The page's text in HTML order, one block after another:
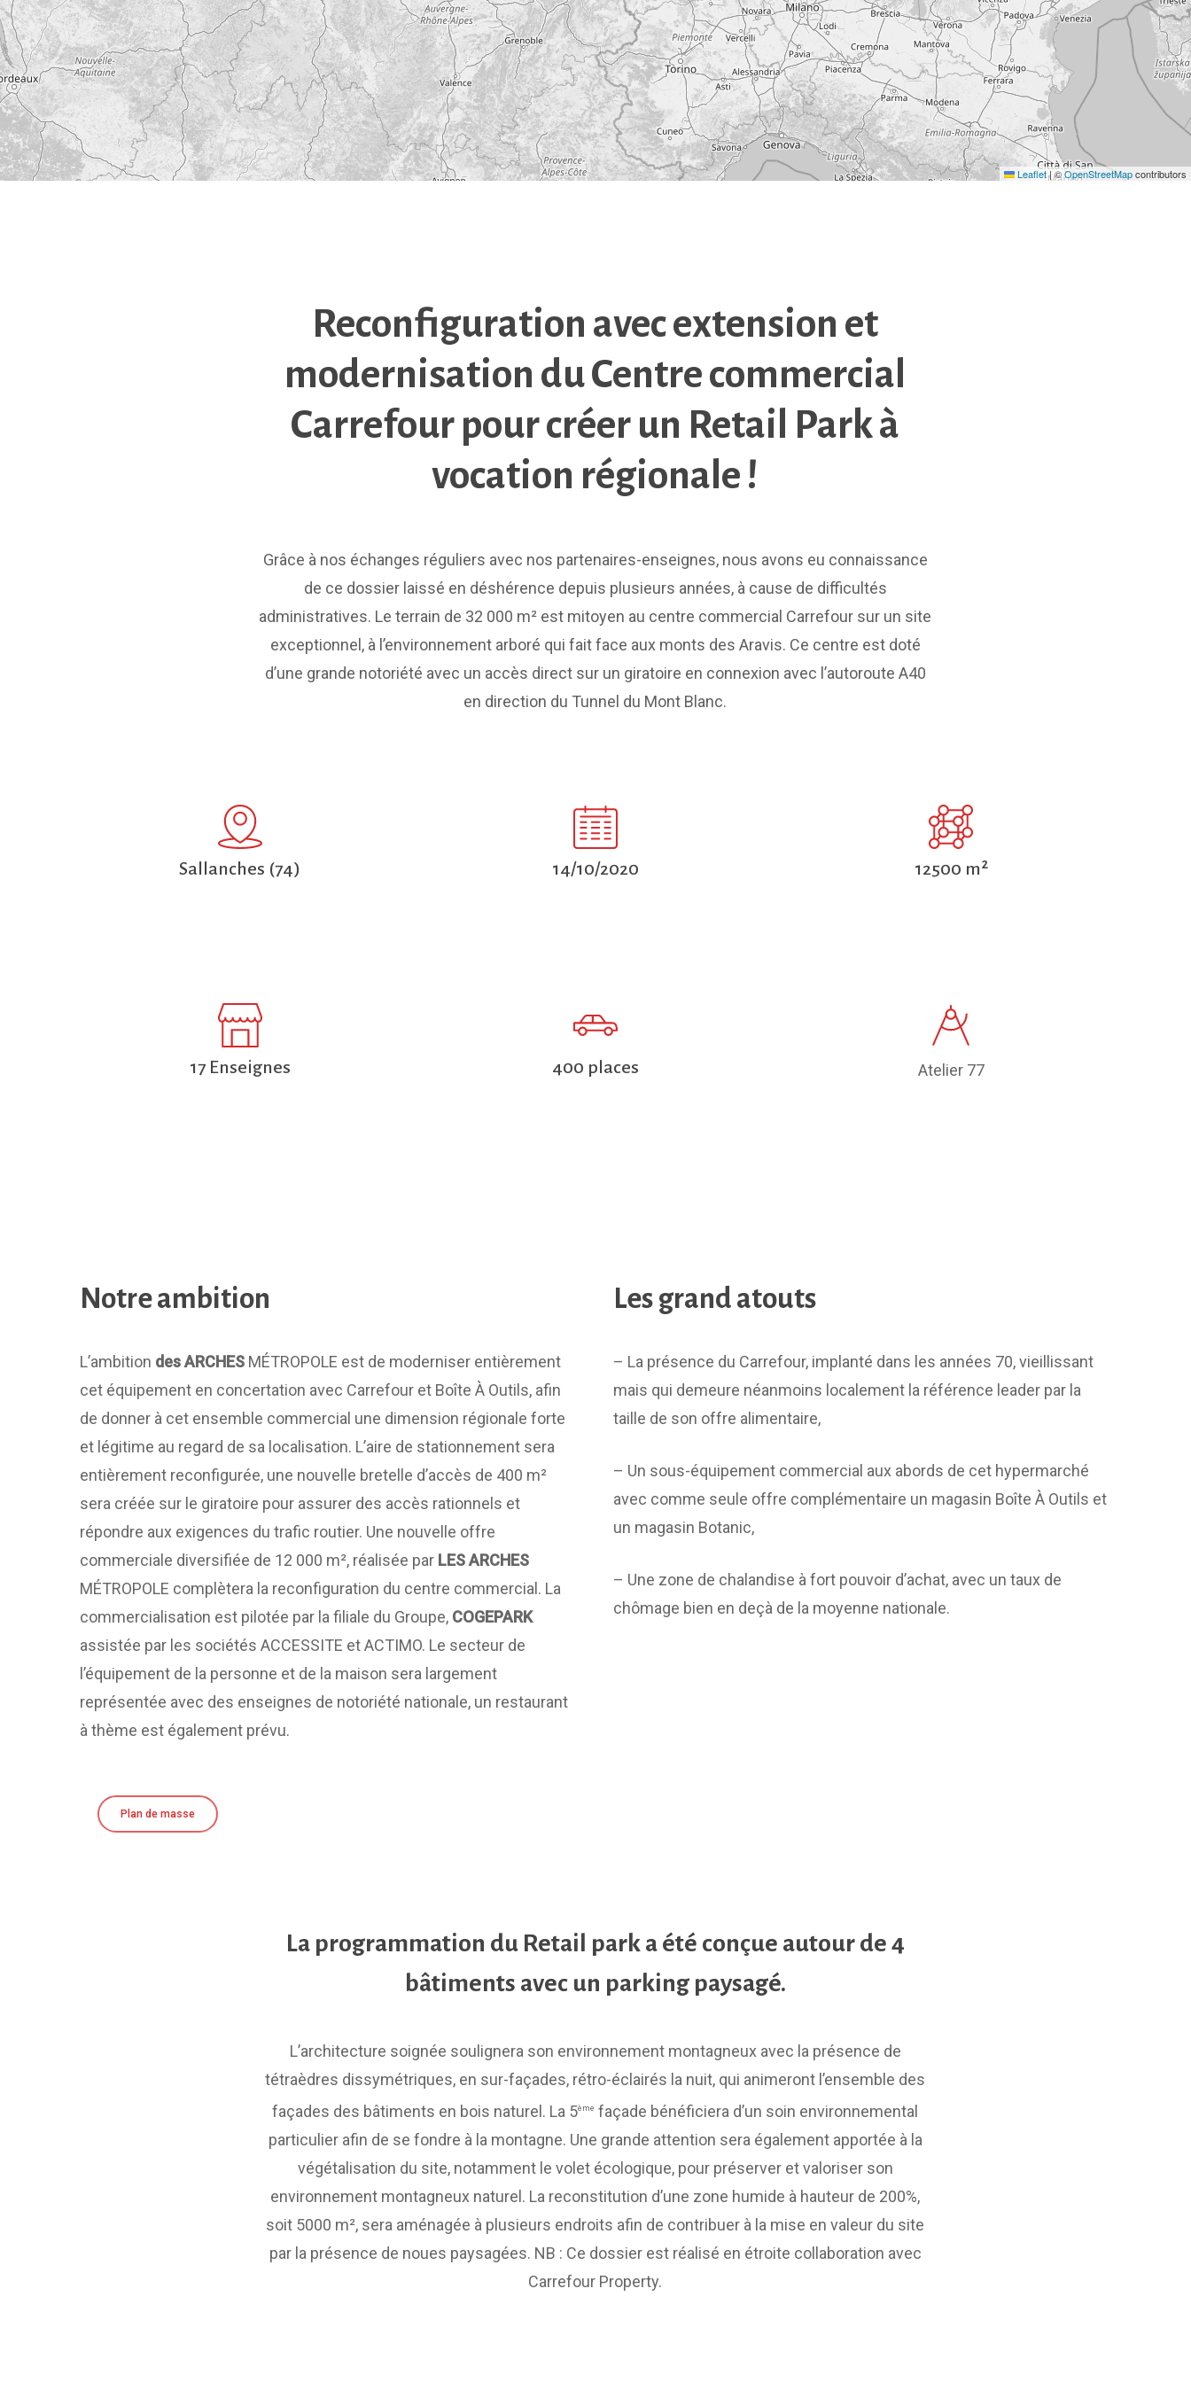
Leaflet|©OpenStreetMapcontributors
Reconfiguration avec extension et
modernisation du Centre commercial
Carrefour pour créer un Retail Park à
vocation régionale !
Grâce à nos échanges réguliers avec nos partenaires-enseignes, nous avons eu connaissance
de ce dossier laissé en déshérence depuis plusieurs années, à cause de difficultés
administratives. Le terrain de 32 000 m² est mitoyen au centre commercial Carrefour sur un site
exceptionnel, à l’environnement arboré qui fait face aux monts des Aravis. Ce centre est doté
d’une grande notoriété avec un accès direct sur un giratoire en connexion avec l’autoroute A40
en direction du Tunnel du Mont Blanc.
Sallanches (74) 14/10/2020 12500 m²
17 Enseignes 400 places Atelier 77
Notre ambition
L’ambition des ARCHES MÉTROPOLE est de moderniser entièrement
cet équipement en concertation avec Carrefour et Boîte À Outils, afin
de donner à cet ensemble commercial une dimension régionale forte
et légitime au regard de sa localisation. L’aire de stationnement sera
entièrement reconfigurée, une nouvelle bretelle d’accès de 400 m²
sera créée sur le giratoire pour assurer des accès rationnels et
répondre aux exigences du trafic routier. Une nouvelle offre
commerciale diversifiée de 12 000 m², réalisée par LES ARCHES
MÉTROPOLE complètera la reconfiguration du centre commercial. La
commercialisation est pilotée par la filiale du Groupe, COGEPARK
assistée par les sociétés ACCESSITE et ACTIMO. Le secteur de
l’équipement de la personne et de la maison sera largement
représentée avec des enseignes de notoriété nationale, un restaurant
à thème est également prévu.
Plan de masse
Les grand atouts
– La présence du Carrefour, implanté dans les années 70, vieillissant
mais qui demeure néanmoins localement la référence leader par la
taille de son offre alimentaire,
– Un sous-équipement commercial aux abords de cet hypermarché
avec comme seule offre complémentaire un magasin Boîte À Outils et
un magasin Botanic,
– Une zone de chalandise à fort pouvoir d’achat, avec un taux de
chômage bien en deçà de la moyenne nationale.
La programmation du Retail park a été conçue autour de 4
bâtiments avec un parking paysagé.
L’architecture soignée soulignera son environnement montagneux avec la présence de
tétraèdres dissymétriques, en sur-façades, rétro-éclairés la nuit, qui animeront l’ensemble des
façades des bâtiments en bois naturel. La 5ème façade bénéficiera d’un soin environnemental
particulier afin de se fondre à la montagne. Une grande attention sera également apportée à la
végétalisation du site, notamment le volet écologique, pour préserver et valoriser son
environnement montagneux naturel. La reconstitution d’une zone humide à hauteur de 200%,
soit 5000 m², sera aménagée à plusieurs endroits afin de contribuer à la mise en valeur du site
par la présence de noues paysagées. NB : Ce dossier est réalisé en étroite collaboration avec
Carrefour Property.